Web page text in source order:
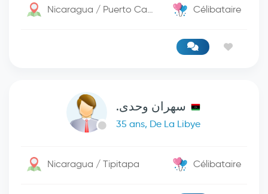
Nicaragua / Puerto Cabezas Célibataire
سهران وحدى.
35 ans, De La Libye
Nicaragua / Tipitapa Célibataire